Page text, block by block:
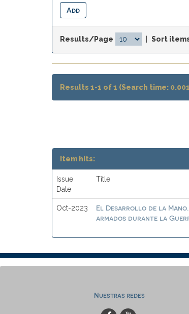
Results/Page Sort
Results 1-1 of 1 (Search time:
Item hits:
Issue
Date
Title
Oct-2023
El Desarrollo de la
armados durante la
Nuestras redes